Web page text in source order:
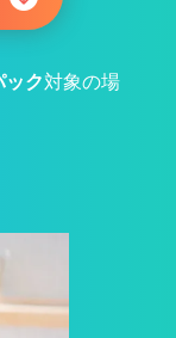
ク対象の場